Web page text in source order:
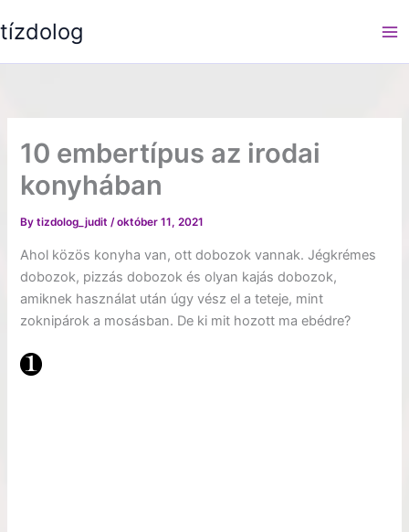
to
tízdolog
10 embertípus az irodai
konyhában
Bytizdolog_judit/október 11, 2021
Ahol közös konyha van, ott dobozok vannak. Jégkrémes
dobozok, pizzás dobozok és olyan kajás dobozok,
amiknek használat után úgy vész el a teteje, mint
zoknipárok a mosásban. De ki mit hozott ma ebédre?